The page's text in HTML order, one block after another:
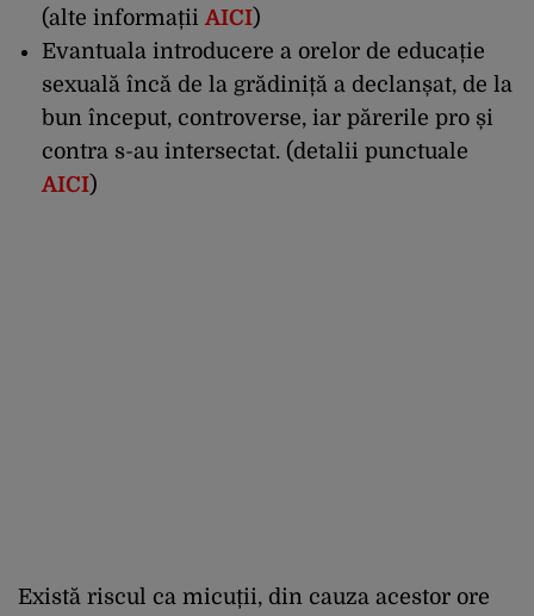
(alte informații AICI)
Evantuala introducere a orelor de educație
sexuală încă de la grădiniță a declanșat, de la
bun început, controverse, iar părerile pro și
contra s-au intersectat. (detalii punctuale
AICI)
Există riscul ca micuții, din cauza acestor ore